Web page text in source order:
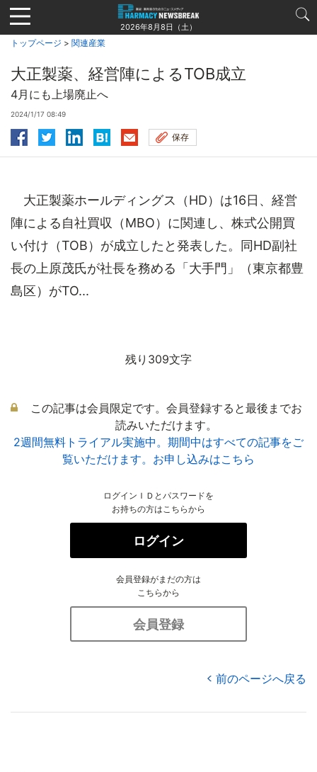
Jump
to
navigation
2026年8月8日（土）
トップページ > 関連産業
大正製薬、経営陣によるTOB成立
4月にも上場廃止へ
2024/1/17 08:49
保存
大正製薬ホールディングス（HD）は16日、経営
陣による自社買収（MBO）に関連し、株式公開買
い付け（TOB）が成立したと発表した。同HD副社
長の上原茂氏が社長を務める「大手門」（東京都豊
島区）がTO...
残り309文字
この記事は会員限定です。会員登録すると最後までお
読みいただけます。
2週間無料トライアル実施中。期間中はすべての記事をご
覧いただけます。お申し込みはこちら
ログインＩＤとパスワードを
お持ちの方はこちらから
ログイン
会員登録がまだの方は
こちらから
会員登録
前のページへ戻る